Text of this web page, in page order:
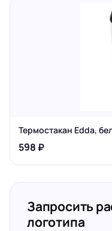
Термостакан Edda,
598 ₽
Запросить
логотипа